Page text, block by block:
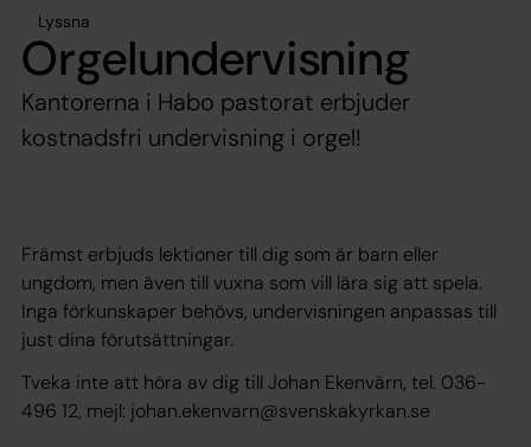
Lyssna
Orgelundervisning
Kantorerna i Habo pastorat erbjuder
kostnadsfri undervisning i orgel!
Främst erbjuds lektioner till dig som är barn eller
ungdom, men även till vuxna som vill lära sig att spela.
Inga förkunskaper behövs, undervisningen anpassas till
just dina förutsättningar.
Tveka inte att höra av dig till Johan Ekenvärn, tel. 036-
496 12, mejl: johan.ekenvarn@svenskakyrkan.se